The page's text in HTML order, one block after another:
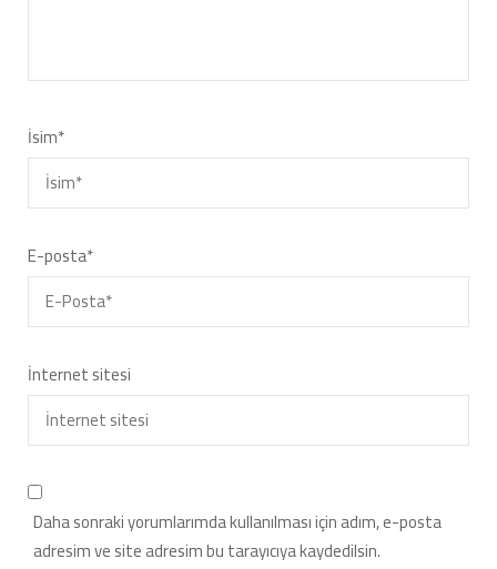
İsim*
E-posta*
İnternet sitesi
Daha sonraki yorumlarımda kullanılması için adım, e-posta
adresim ve site adresim bu tarayıcıya kaydedilsin.